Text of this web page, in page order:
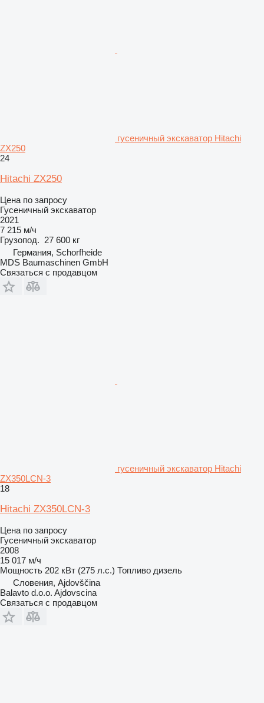
гусеничный экскаватор Hitachi
ZX250
24
Hitachi ZX250
Цена по запросу
Гусеничный экскаватор
2021
7 215 м/ч
Грузопод. 27 600 кг
Германия, Schorfheide
MDS Baumaschinen GmbH
Связаться с продавцом
гусеничный экскаватор Hitachi
ZX350LCN-3
18
Hitachi ZX350LCN-3
Цена по запросу
Гусеничный экскаватор
2008
15 017 м/ч
Мощность 202 кВт (275 л.с.) Топливо дизель
Словения, Ajdovščina
Balavto d.o.o. Ajdovscina
Связаться с продавцом